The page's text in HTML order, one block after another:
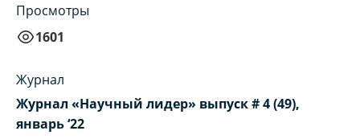
Просмотры
1601
Журнал
Журнал «Научный лидер» выпуск # 4 (49),
январь ‘22